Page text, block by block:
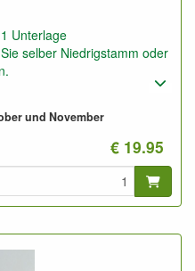
Unterlage
selber Niedrigstamm oder
und November
€ 19.95